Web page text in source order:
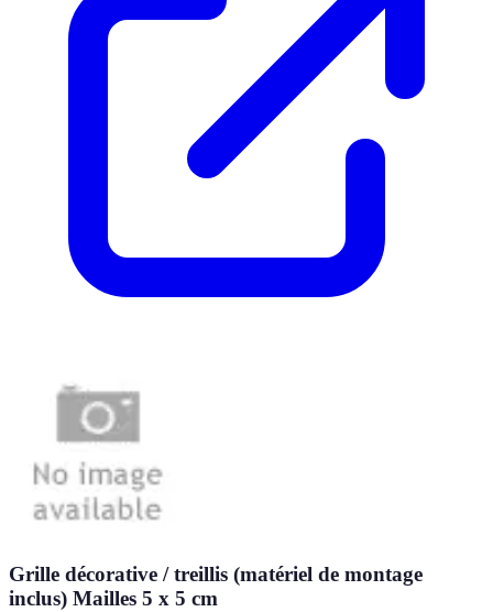
Grille décorative / treillis (matériel de montage
inclus) Mailles 5 x 5 cm